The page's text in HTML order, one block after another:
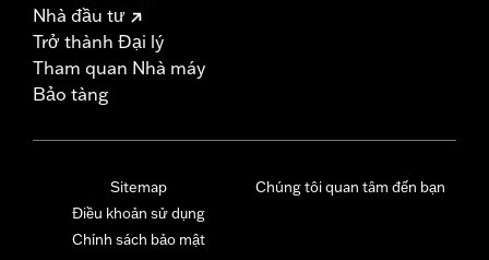
Nhà đầu tư
Trở thành Đại lý
Tham quan Nhà máy
Bảo tàng
Sitemap
Điều khoản sử dụng
Chính sách bảo mật
Chúng tôi quan tâm đến bạn